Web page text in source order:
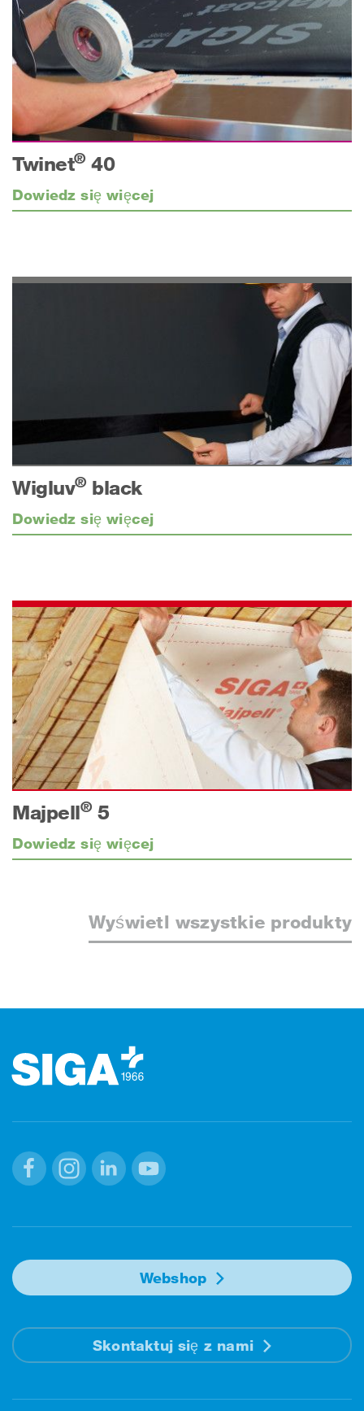
Twinet®40
Dowiedz się więcej
Wigluv®black
Dowiedz się więcej
Majpell®5
Dowiedz się więcej
Wyświetl wszystkie produkty
Webshop
Skontaktuj się z nami